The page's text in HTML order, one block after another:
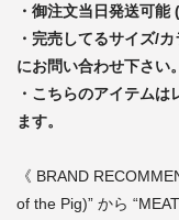
・御注文当日発送可
・完売してるサイズ/
にお問い合わせ下さい。
・こちらのアイテム
ます。
《 BRAND
of the Pig)” から